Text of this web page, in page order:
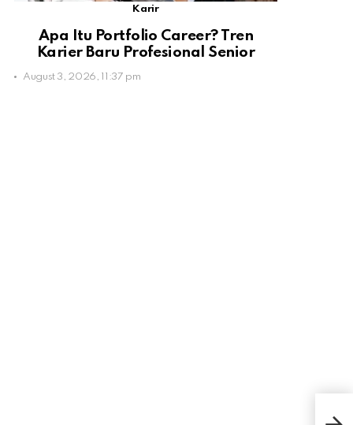
Karir
Apa Itu Portfolio Career? Tren
Karier Baru Profesional Senior
August 3, 2026, 11:37 pm